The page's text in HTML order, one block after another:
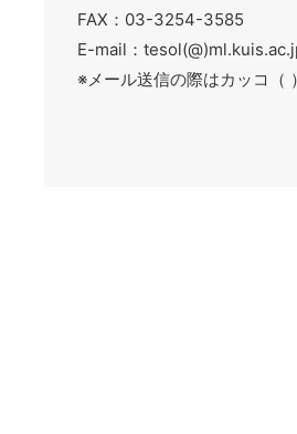
FAX：03-3254-3585
E-mail：
※メール送信の際はカッコ（